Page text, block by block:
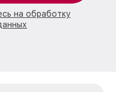
на обработку